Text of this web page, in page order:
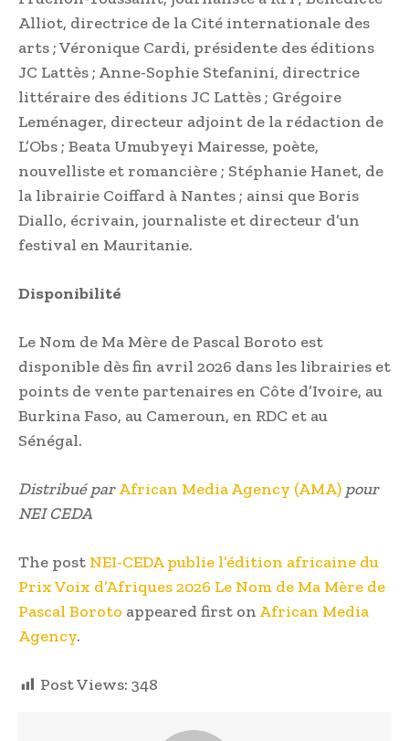
Alliot, directrice de la Cité internationale des
arts ; Véronique Cardi, présidente des éditions
JC Lattès ; Anne-Sophie Stefanini, directrice
littéraire des éditions JC Lattès ; Grégoire
Leménager, directeur adjoint de la rédaction de
L’Obs ; Beata Umubyeyi Mairesse, poète,
nouvelliste et romancière ; Stéphanie Hanet, de
la librairie Coiffard à Nantes ; ainsi que Boris
Diallo, écrivain, journaliste et directeur d’un
festival en Mauritanie.
Disponibilité
Le Nom de Ma Mère de Pascal Boroto est
disponible dès fin avril 2026 dans les librairies et
points de vente partenaires en Côte d’Ivoire, au
Burkina Faso, au Cameroun, en RDC et au
Sénégal.
Distribué parAfrican Media Agency (AMA) pour
NEI CEDA
The postNEI-CEDA publie l’édition africaine du
Prix Voix d’Afriques 2026 Le Nom de Ma Mère de
Pascal Boroto appeared first on African Media
Agency.
Post Views: 348